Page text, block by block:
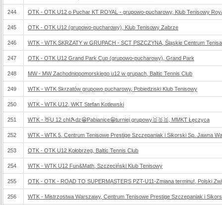
244 OTK - OTK U12 o Puchar KT ROYAL - grupowo-pucharowy, Klub Tenisowy
245 OTK - OTK U12 (grupowo-pucharowy), Klub Tenisowy Zabrze
246 WTK - WTK SKRZATY w GRUPACH - SCT PSZCZYNA, Śląskie Centrum
247 OTK - OTK U12 Grand Park Cup (grupowo-pucharowy), Grand Park
248 MW - MW Zachodniopomorskiego u12 w grupach, Baltic Tennis Club
249 WTK - WTK Skrzatów grupowo pucharowy, Pobiedziski Klub Tenisowy
250 WTK - WTK U12, WKT Stefan Kotlewski
251 WTK - 👋U 12 chł🎾dz😀Pabianice😀turniej grupowy🥇🥈🥉, MMKT Łęczyca
252 WTK - WTK 5, Centrum Tenisowe Prestige Szczepaniak i Sikorski Sp. Jawna
253 OTK - OTK U12 Kołobrzeg, Baltic Tennis Club
254 WTK - WTK U12 Fun&Math, Szczeciński Klub Tenisowy
255 OTK - OTK - ROAD TO SUPERMASTERS PZT-U11-Zmiana terminu!, Polski
256 WTK - Mistrzostwa Warszawy, Centrum Tenisowe Prestige Szczepaniak i